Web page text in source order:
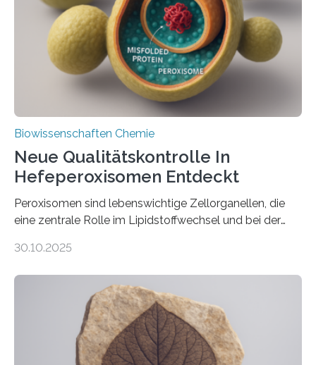
Biowissenschaften Chemie
Neue Qualitätskontrolle In
Hefeperoxisomen Entdeckt
Peroxisomen sind lebenswichtige Zellorganellen, die
eine zentrale Rolle im Lipidstoffwechsel und bei der
erfüllen können, müssen zahlreiche Enzyme präzise in
der Ruhr-Universität Bochum um Prof. Dr. Ralf Erdmann
und Dr. Ismaila Francis Yusuf hat nun einen bislang
unbekannten Qualitätskontrollmechanismus des
peroxisomalen Proteintransports in der Bäckerhefe
Saccharomyces cerevisiae entdeckt, der für die
30.10.2025